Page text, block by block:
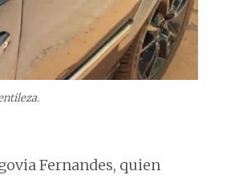
Fernandes, quien